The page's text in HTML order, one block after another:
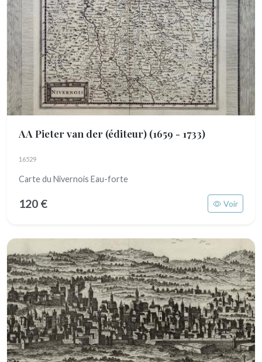
AA Pieter van der (éditeur) (1659 - 1733)
16529
Carte du Nivernois Eau-forte
120 € Voir